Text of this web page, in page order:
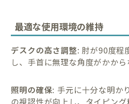
最適な使用環境の維持
デスクの高さ調整: 肘が90度程
し、手首に無理な角度がかから
照明の確保: 手元に十分な明か
の視認性が向上し、タイピング